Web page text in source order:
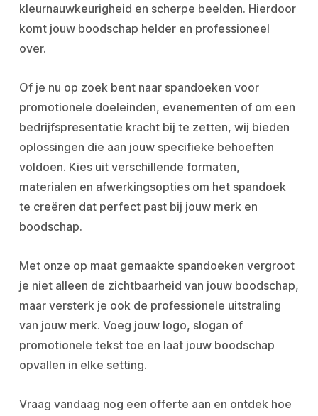
kleurnauwkeurigheid en scherpe beelden. Hierdoor
komt jouw boodschap helder en professioneel
over.
Of je nu op zoek bent naar spandoeken voor
promotionele doeleinden, evenementen of om een
bedrijfspresentatie kracht bij te zetten, wij bieden
oplossingen die aan jouw specifieke behoeften
voldoen. Kies uit verschillende formaten,
materialen en afwerkingsopties om het spandoek
te creëren dat perfect past bij jouw merk en
boodschap.
Met onze op maat gemaakte spandoeken vergroot
je niet alleen de zichtbaarheid van jouw boodschap,
maar versterk je ook de professionele uitstraling
van jouw merk. Voeg jouw logo, slogan of
promotionele tekst toe en laat jouw boodschap
opvallen in elke setting.
Vraag vandaag nog een offerte aan en ontdek hoe